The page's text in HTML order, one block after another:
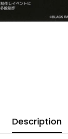
Description